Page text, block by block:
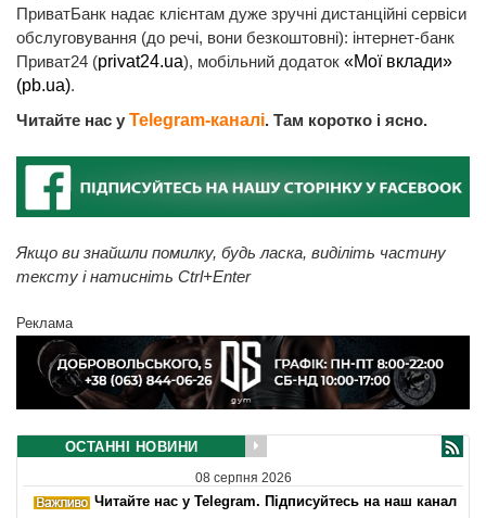
ПриватБанк надає клієнтам дуже зручні дистанційні сервіси
обслуговування (до речі, вони безкоштовні): інтернет-банк
Приват24 (privat24.ua), мобільний додаток «Мої вклади»
(pb.ua).
Читайте нас у Telegram-каналі. Там коротко і ясно.
Якщо ви знайшли помилку, будь ласка, виділіть частину
тексту і натисніть Ctrl+Enter
Реклама
ОСТАННІ НОВИНИ
08 серпня 2026
Читайте нас у Telegram. Підписуйтесь на наш канал